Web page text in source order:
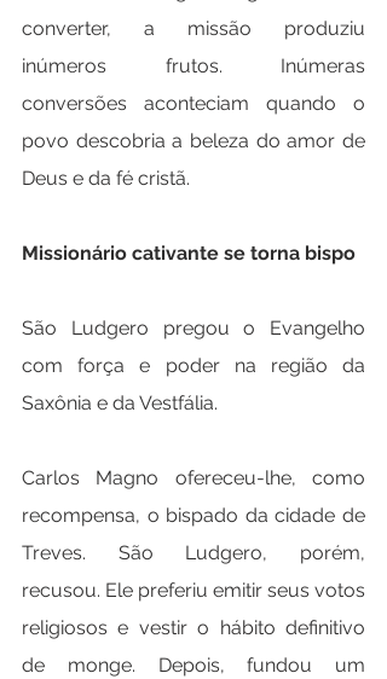
converter, a missão produziu
inúmeros frutos. Inúmeras
conversões aconteciam quando o
povo descobria a beleza do amor de
Deus e da fé cristã.
Missionário cativante se torna bispo
São Ludgero pregou o Evangelho
com força e poder na região da
Saxônia e da Vestfália.
Carlos Magno ofereceu-lhe, como
recompensa, o bispado da cidade de
Treves. São Ludgero, porém,
recusou. Ele preferiu emitir seus votos
religiosos e vestir o hábito definitivo
de monge. Depois, fundou um